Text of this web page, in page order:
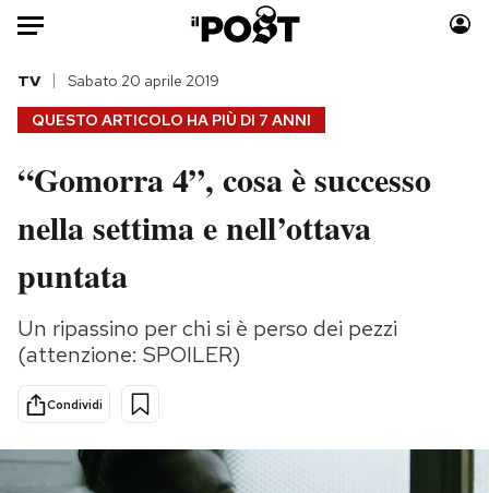
HOME
Italia
Politica
Tecnologia
Scienza
Economia
Moda
Consumismi
Media
QUESTO ARTICOLO HA PIÙ DI 7 ANNI
TV Sabato 20 aprile 2019
“Gomorra 4”, cosa è successo
nella settima e nell’ottava
puntata
Un ripassino per chi si è perso dei pezzi
(attenzione: SPOILER)
Condividi